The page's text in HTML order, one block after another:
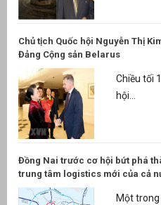
Chủ tịch Quốc hội Nguyễn Thị
Đảng Cộng sản Belarus
Chiều tối
hội...
Đồng Nai trước cơ hội bứt phá
trung tâm logistics mới của cả
Một